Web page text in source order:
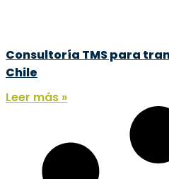
Consultoría TMS para
Chile
Leer más »